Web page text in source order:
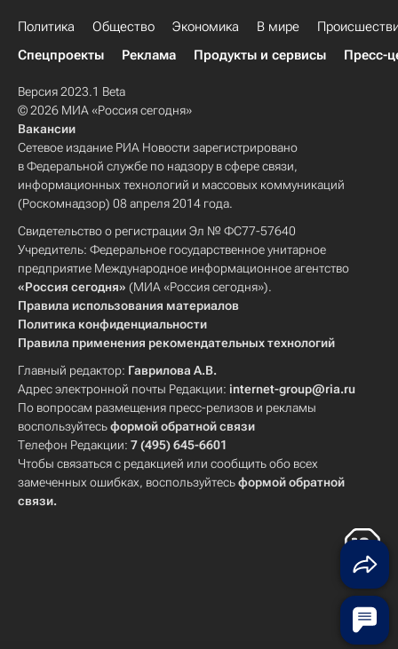
Политика Общество Экономика В мире
Спецпроекты
Реклама Продукты и сервисы Пресс-
Версия 2023.1 Beta
© 2026 МИА «Россия сегодня»
Вакансии
Сетевое издание РИА Новости зарегистрировано
в Федеральной службе по надзору в сфере связи,
информационных технологий и массовых коммуникаций
(Роскомнадзор) 08 апреля 2014 года.
Свидетельство о регистрации Эл № ФС77-57640
Учредитель: Федеральное государственное унитарное
предприятие Международное информационное агентство
«Россия сегодня» (МИА «Россия сегодня»).
Правила использования материалов
Политика конфиденциальности
Правила применения рекомендательных технологий
Главный редактор: Гаврилова А.В.
Адрес электронной почты Редакции: internet-group@ria.ru
По вопросам размещения пресс-релизов и рекламы
воспользуйтесьформой обратной связи
Телефон Редакции: 7 (495) 645-6601
Чтобы связаться с редакцией или сообщить обо всех
замеченных ошибках, воспользуйтесьформой обратной
связи.